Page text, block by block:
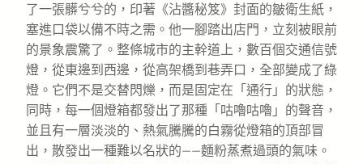
了一張髒兮兮的，印著《沾醬秘笈》封面的皺衛生紙，
塞進口袋以備不時之需。他一腳踏出店門，立刻被眼前
的景象震驚了。整條城市的主幹道上，數百個交通信號
燈，從東邊到西邊，從高架橋到巷弄口，全部變成了綠
燈。它們不是交替閃爍，而是固定在「通行」的狀態，
同時，每一個燈箱都發出了那種「咕嚕咕嚕」的聲音，
並且有一層淡淡的、熱氣騰騰的白霧從燈箱的頂部冒
出，散發出一種難以名狀的——麵粉蒸煮過頭的氣味。